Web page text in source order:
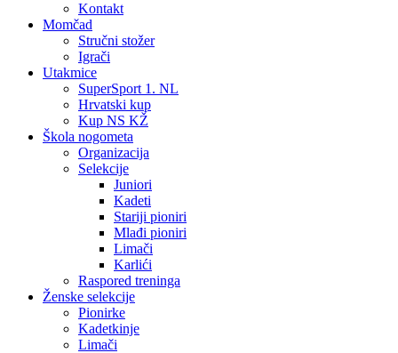
Kontakt
Momčad
Stručni stožer
Igrači
Utakmice
SuperSport 1. NL
Hrvatski kup
Kup NS KŽ
Škola nogometa
Organizacija
Selekcije
Juniori
Kadeti
Stariji pioniri
Mlađi pioniri
Limači
Karlići
Raspored treninga
Ženske selekcije
Pionirke
Kadetkinje
Limači